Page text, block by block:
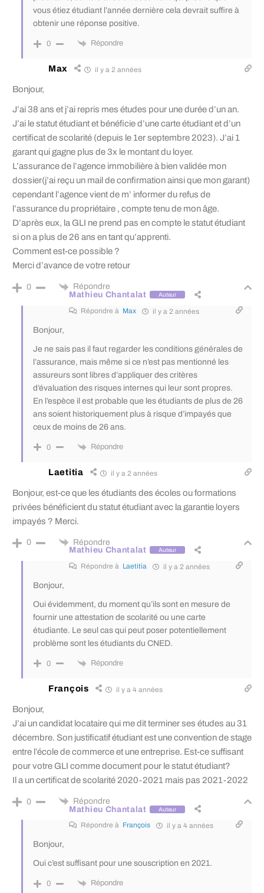
vous étiez étudiant l’année dernière cela devrait suffire à
obtenir une réponse positive.
0 Répondre
Max il y a 2 années
Bonjour,
J’ai 38 ans et j’ai repris mes études pour une durée d’un an.
J’ai le statut étudiant et bénéficie d’une carte étudiant et d’un
certificat de scolarité (depuis le 1er septembre 2023). J’ai 1
garant qui gagne plus de 3x le montant du loyer.
L’assurance de l’agence immobilière à bien validée mon
dossier(j’ai reçu un mail de confirmation ainsi que mon garant)
cependant l’agence vient de m’ informer du refus de
l’assurance du propriétaire , compte tenu de mon âge.
D’après eux, la GLI ne prend pas en compte le statut étudiant
si on a plus de 26 ans en tant qu’apprenti.
Comment est-ce possible ?
Merci d’avance de votre retour
0
Répondre
Mathieu Chantalat
Auteur
Répondre à Max il y a 2 années
Bonjour,
Je ne sais pas il faut regarder les conditions générales de
l’assurance, mais même si ce n’est pas mentionné les
assureurs sont libres d’appliquer des critères
d’évaluation des risques internes qui leur sont propres.
En l’espèce il est probable que les étudiants de plus de 26
ans soient historiquement plus à risque d’impayés que
ceux de moins de 26 ans.
0 Répondre
Laetitia il y a 2 années
Bonjour, est-ce que les étudiants des écoles ou formations
privées bénéficient du statut étudiant avec la garantie loyers
impayés ? Merci.
0
Répondre
Mathieu Chantalat
Auteur
Répondre à Laetitia il y a 2 années
Bonjour,
Oui évidemment, du moment qu’ils sont en mesure de
fournir une attestation de scolarité ou une carte
étudiante. Le seul cas qui peut poser potentiellement
problème sont les étudiants du CNED.
0 Répondre
François il y a 4 années
Bonjour,
J’ai un candidat locataire qui me dit terminer ses études au 31
décembre. Son justificatif étudiant est une convention de stage
entre l’école de commerce et une entreprise. Est-ce suffisant
pour votre GLI comme document pour le statut étudiant?
Il a un certificat de scolarité 2020-2021 mais pas 2021-2022
0
Répondre
Mathieu Chantalat
Auteur
Répondre à François il y a 4 années
Bonjour,
Oui c’est suffisant pour une souscription en 2021.
0 Répondre